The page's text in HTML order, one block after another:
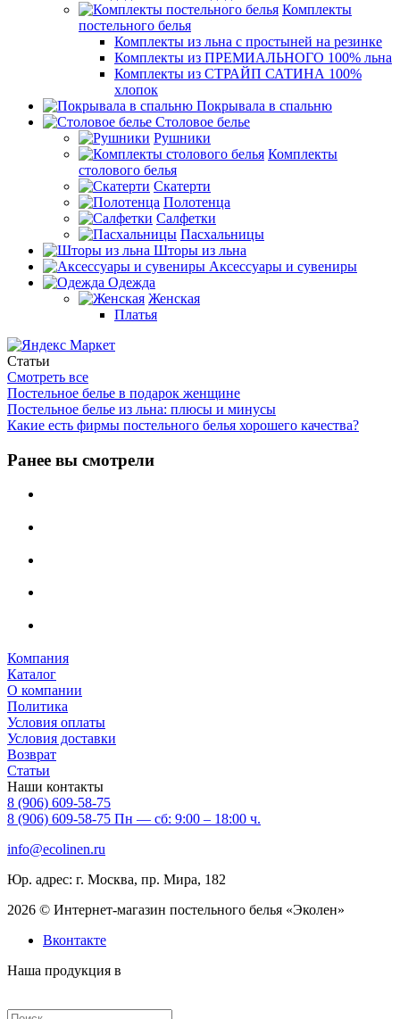
Комплекты
постельного белья
Комплекты из льна с простыней на резинке
Комплекты из ПРЕМИАЛЬНОГО 100% льна
Комплекты из СТРАЙП САТИНА 100%
хлопок
Покрывала в спальню
Столовое белье
Рушники
Комплекты
столового белья
Скатерти
Полотенца
Салфетки
Пасхальницы
Шторы из льна
Аксессуары и сувениры
Одежда
Женская
Платья
Статьи
Смотреть все
Постельное белье в подарок женщине
Постельное белье из льна: плюсы и минусы
Какие есть фирмы постельного белья хорошего качества?
Ранее вы смотрели
Компания
Каталог
О компании
Политика
Условия оплаты
Условия доставки
Возврат
Статьи
Наши контакты
8 (906) 609-58-75
8 (906) 609-58-75 Пн — сб: 9:00 – 18:00 ч.
info@ecolinen.ru
Юр. адрес: г. Москва, пр. Мира, 182
2026 © Интернет-магазин постельного белья «Эколен»
Вконтакте
Наша продукция в